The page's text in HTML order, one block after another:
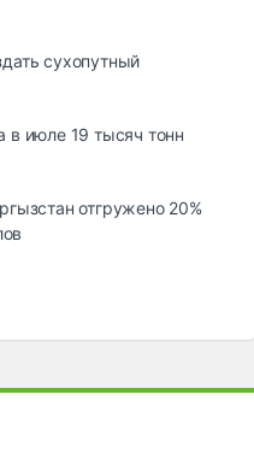
сухопутный
в июле 19 тысяч тонн
отгружено 20%